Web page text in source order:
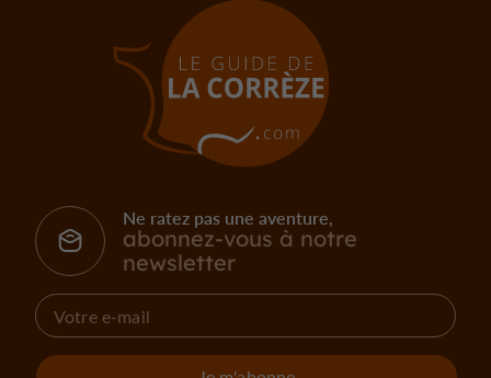
Ne ratez pas une aventure,
abonnez-vous à notre
newsletter